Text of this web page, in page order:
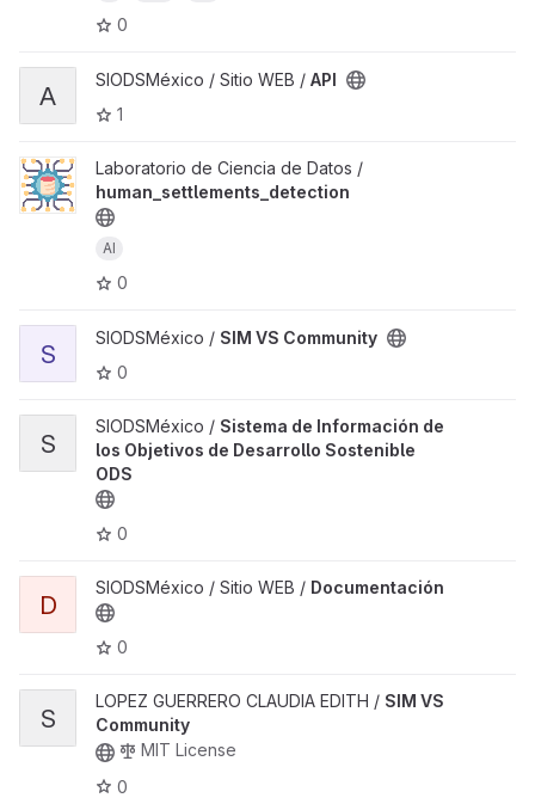
0
A
SIODSMéxico / Sitio WEB / API
1
Laboratorio de Ciencia de Datos /
human_settlements_detection
AI
0
S
SIODSMéxico / SIM VS Community
0
S
SIODSMéxico / Sistema de Información de
los Objetivos de Desarrollo Sostenible
ODS
0
D
SIODSMéxico / Sitio WEB / Documentación
0
S
LOPEZ GUERRERO CLAUDIA EDITH / SIM VS
Community
MIT License
0